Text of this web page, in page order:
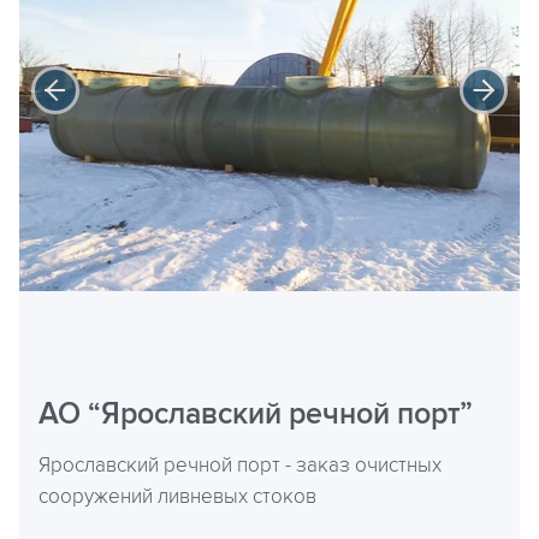
АО “Ярославский речной порт”
Ярославский речной порт - заказ очистных
сооружений ливневых стоков